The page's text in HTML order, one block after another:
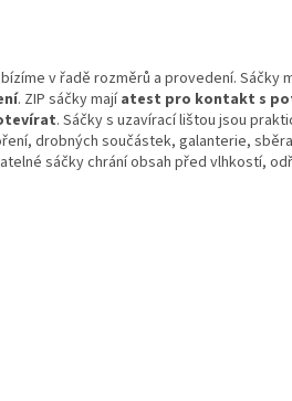
v řadě rozměrů a provedení. Sáčky
. ZIP sáčky majíatest pro kontakt s
. Sáčky s uzavírací lištou jsou
drobných součástek, galanterie,
sáčky chrání obsah před vlhkostí,